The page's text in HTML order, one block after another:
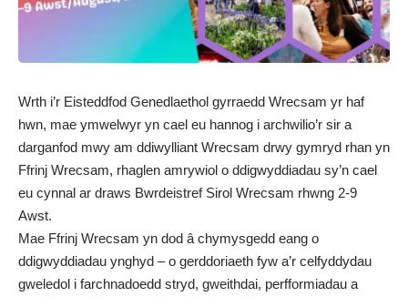
Wrth i’r Eisteddfod Genedlaethol gyrraedd Wrecsam yr haf
hwn, mae ymwelwyr yn cael eu hannog i archwilio’r sir a
darganfod mwy am ddiwylliant Wrecsam drwy gymryd rhan yn
Ffrinj Wrecsam, rhaglen amrywiol o ddigwyddiadau sy’n cael
eu cynnal ar draws Bwrdeistref Sirol Wrecsam rhwng 2-9
Awst.
Mae Ffrinj Wrecsam yn dod â chymysgedd eang o
ddigwyddiadau ynghyd – o gerddoriaeth fyw a’r celfyddydau
gweledol i farchnadoedd stryd, gweithdai, perfformiadau a